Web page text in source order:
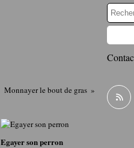
Monnayer le bout de gras
Egayer son perron